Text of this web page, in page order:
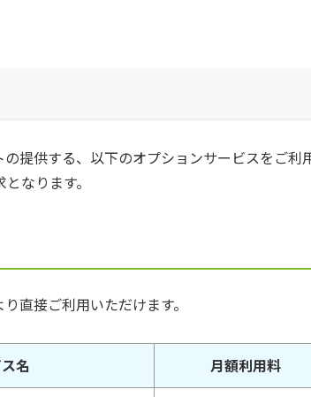
提供する、以下のオプションサービスをご利
なります。
直接ご利用いただけます。
名 月額利用料